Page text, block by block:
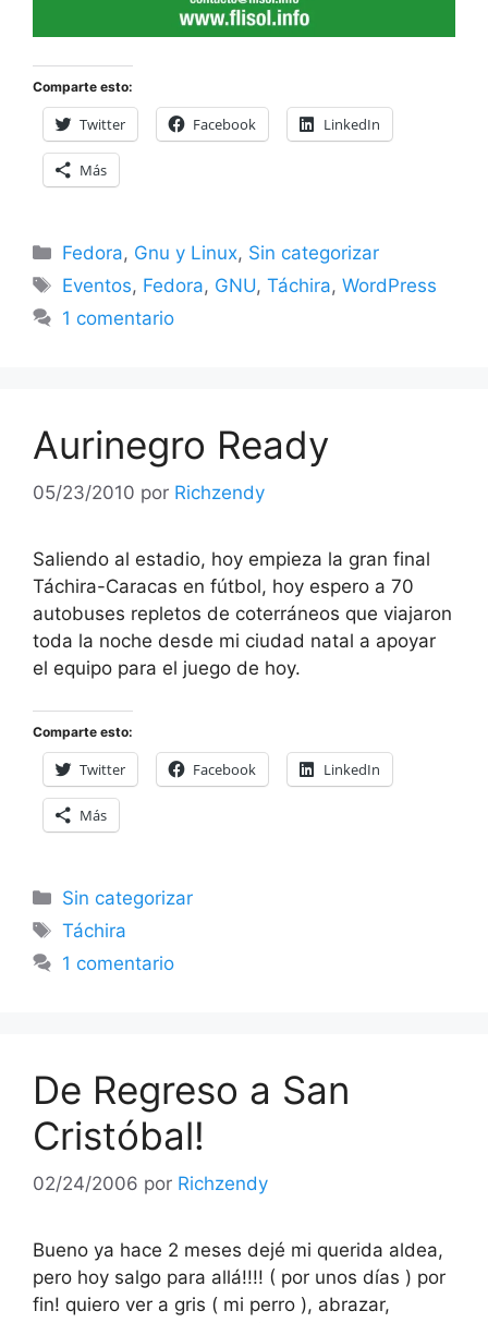
Comparte esto:
Twitter Facebook LinkedIn
Más
Categorías
Fedora, Gnu y Linux, Sin categorizar
Etiquetas
Eventos, Fedora, GNU,Táchira,WordPress
1 comentario
Aurinegro Ready
05/23/2010 por Richzendy
Saliendo al estadio, hoy empieza la gran final
Táchira-Caracas en fútbol, hoy espero a 70
autobuses repletos de coterráneos que viajaron
toda la noche desde mi ciudad natal a apoyar
el equipo para el juego de hoy.
Comparte esto:
Twitter Facebook LinkedIn
Más
Categorías
Sin categorizar
Etiquetas
Táchira
1 comentario
De Regreso a San
Cristóbal!
02/24/2006 por Richzendy
Bueno ya hace 2 meses dejé mi querida aldea,
pero hoy salgo para allá!!!! ( por unos días ) por
fin! quiero ver a gris ( mi perro ), abrazar,